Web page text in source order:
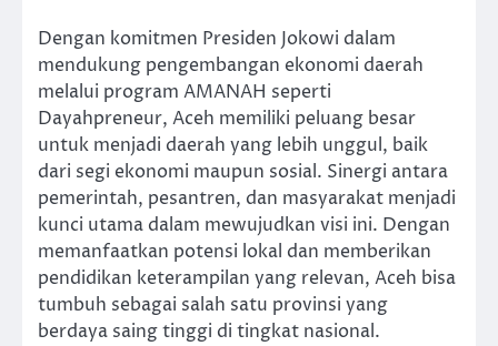
Dengan komitmen Presiden Jokowi dalam
mendukung pengembangan ekonomi daerah
melalui program AMANAH seperti
Dayahpreneur, Aceh memiliki peluang besar
untuk menjadi daerah yang lebih unggul, baik
dari segi ekonomi maupun sosial. Sinergi antara
pemerintah, pesantren, dan masyarakat menjadi
kunci utama dalam mewujudkan visi ini. Dengan
memanfaatkan potensi lokal dan memberikan
pendidikan keterampilan yang relevan, Aceh bisa
tumbuh sebagai salah satu provinsi yang
berdaya saing tinggi di tingkat nasional.